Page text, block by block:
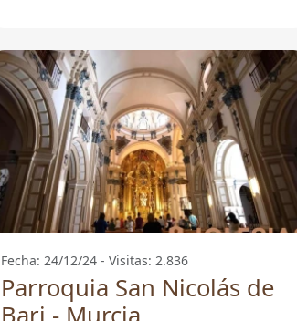
Fecha: 24/12/24 - Visitas: 2.836
Parroquia San Nicolás de